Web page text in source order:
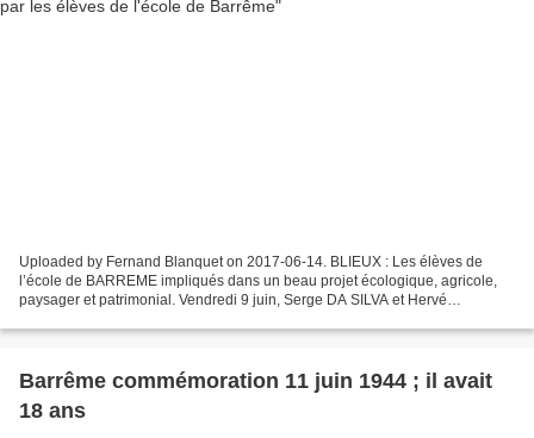
Uploaded by Fernand Blanquet on 2017-06-14. BLIEUX : Les élèves de
l’école de BARREME impliqués dans un beau projet écologique, agricole,
paysager et patrimonial. Vendredi 9 juin, Serge DA SILVA et Hervé
Barrême commémoration 11 juin 1944 ; il avait
18 ans